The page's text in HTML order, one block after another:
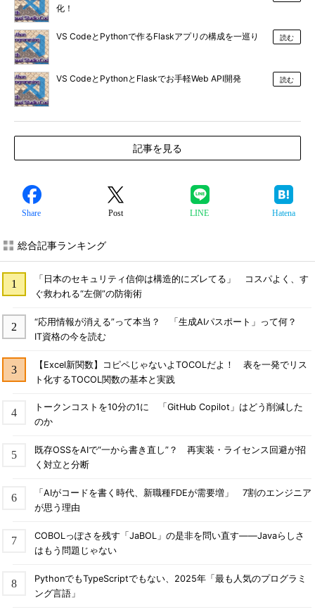
化！
VS CodeとPythonで作るFlaskアプリの構成を一巡り 読む
VS CodeとPythonとFlaskでお手軽Web API開発 読む
記事を見る
Share Post LINE Hatena
総合記事ランキング
「日本のセキュリティ信仰は構造的にズレてる」 コスパよく、す
ぐ救われる“左側”の防衛術
“応用情報が消える”って本当？ 「生成AIパスポート」って何？
IT資格の今を読む
【Excel新関数】コピペじゃないよTOCOLだよ！ 表を一発でリス
ト化するTOCOL関数の基本と実践
トークンコストを10分の1に 「GitHub Copilot」はどう削減した
のか
既存OSSをAIで“一から書き直し”？ 再実装・ライセンス回避が招
く対立と分断
「AIがコードを書く時代、新職種FDEが需要増」 7割のエンジニア
が思う理由
COBOLっぽさを残す「JaBOL」の是非を問い直す――Javaらしさ
はもう問題じゃない
PythonでもTypeScriptでもない、2025年「最も人気のプログラミ
ング言語」